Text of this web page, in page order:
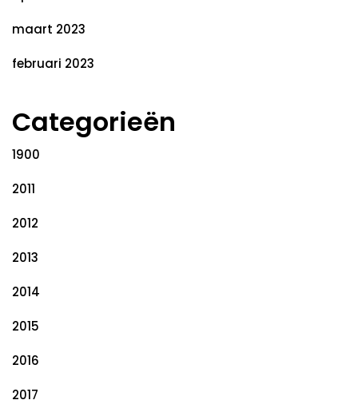
maart 2023
februari 2023
Categorieën
1900
2011
2012
2013
2014
2015
2016
2017